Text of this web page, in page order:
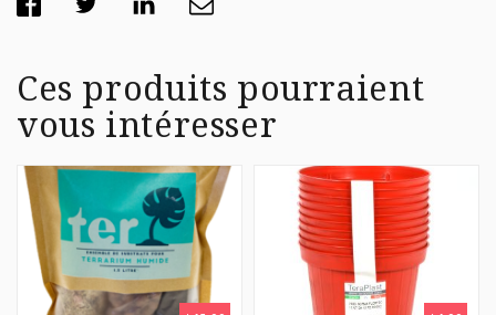
Ces produits pourraient
vous intéresser